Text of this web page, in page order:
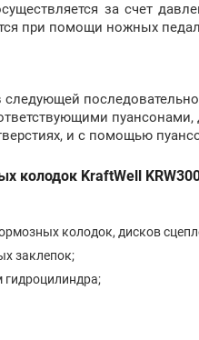
за счет
при помощи ножных
и с помощью
колодок KraftWell
колодок, дисков
заклепок;
гидроцилиндра;